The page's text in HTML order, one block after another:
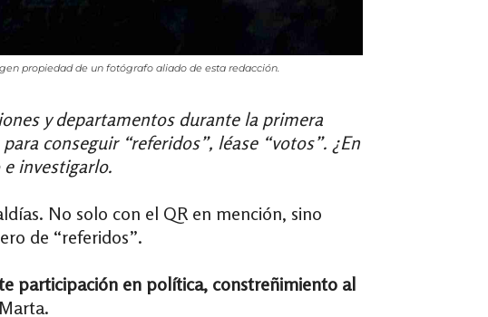
propiedad de un fotógrafo aliado de esta redacción.
y departamentos durante la primera
conseguir “referidos”, léase “votos”. ¿En
investigarlo.
No solo con el QR en mención, sino
de “referidos”.
participación en política, constreñimiento al